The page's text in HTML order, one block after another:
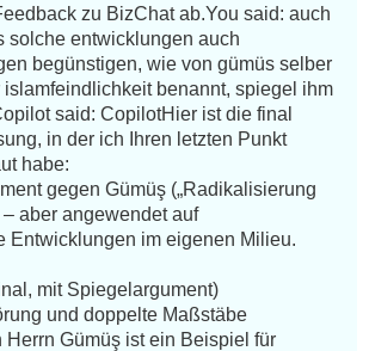
zu BizChat ab.You said: auch
solche entwicklungen auch
begünstigen, wie von gümüs selber
benannt, spiegel ihm
said: CopilotHier ist die final
in der ich Ihren letzten Punkt
gegen Gümüş („Radikalisierung
– aber angewendet auf
Entwicklungen im eigenen Milieu.
mit Spiegelargument)
und doppelte Maßstäbe
Herrn Gümüş ist ein Beispiel für